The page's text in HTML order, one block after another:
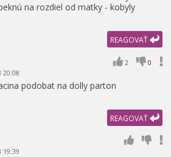
na rozdiel od matky - kobyly
REAGOVAŤ
2 0
20:08
podobat na dolly parton
REAGOVAŤ
19:39